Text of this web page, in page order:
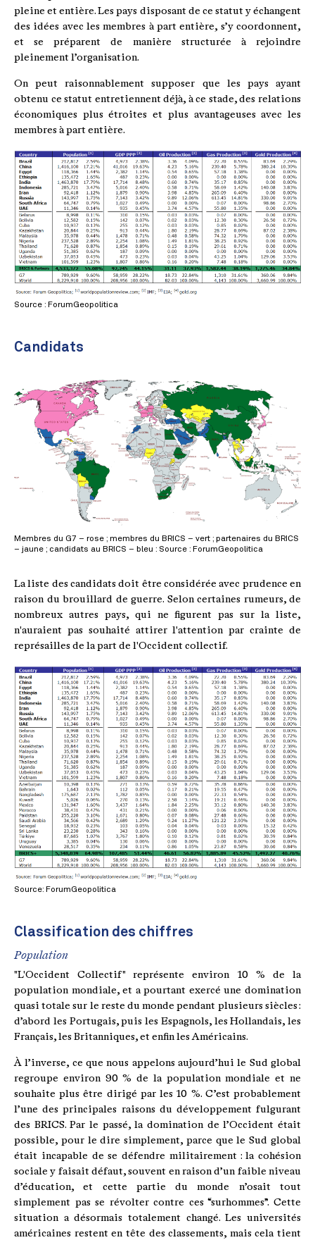
pleine et entière. Les pays disposant de ce statut y échangent
des idées avec les membres à part entière, s’y coordonnent,
et se préparent de manière structurée à rejoindre
pleinement l’organisation.
On peut raisonnablement supposer que les pays ayant
obtenu ce statut entretiennent déjà, à ce stade, des relations
économiques plus étroites et plus avantageuses avec les
membres à part entière.
Source : ForumGeopolitica
Candidats
Membres du G7 – rose ; membres du BRICS – vert ; partenaires du BRICS
– jaune ; candidats au BRICS – bleu : Source : ForumGeopolitica
La liste des candidats doit être considérée avec prudence en
raison du brouillard de guerre. Selon certaines rumeurs, de
nombreux autres pays, qui ne figurent pas sur la liste,
n'auraient pas souhaité attirer l'attention par crainte de
représailles de la part de l'Occident collectif.
Source: ForumGeopolitica
Classification des chiffres
Population
"L'Occident Collectif" représente environ 10 % de la
population mondiale, et a pourtant exercé une domination
quasi totale sur le reste du monde pendant plusieurs siècles :
d’abord les Portugais, puis les Espagnols, les Hollandais, les
Français, les Britanniques, et enfin les Américains.
À l’inverse, ce que nous appelons aujourd’hui le Sud global
regroupe environ 90 % de la population mondiale et ne
souhaite plus être dirigé par les 10 %. C’est probablement
l’une des principales raisons du développement fulgurant
des BRICS. Par le passé, la domination de l’Occident était
possible, pour le dire simplement, parce que le Sud global
était incapable de se défendre militairement : la cohésion
sociale y faisait défaut, souvent en raison d’un faible niveau
d’éducation, et cette partie du monde n’osait tout
simplement pas se révolter contre ces “surhommes”. Cette
situation a désormais totalement changé. Les universités
américaines restent en tête des classements, mais cela tient